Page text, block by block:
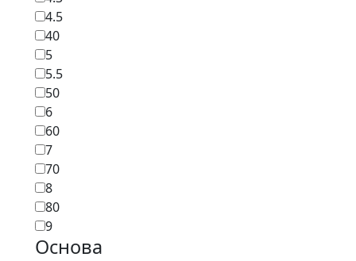
4.5
40
5
5.5
50
6
60
7
70
8
80
9
Основа